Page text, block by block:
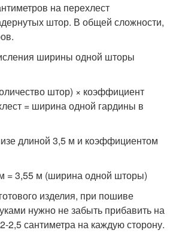
на перехлест
штор. В общей сложности,
ширины одной шторы
штор) × коэффициент
= ширина одной гардины в
длиной 3,5 м и коэффициентом
= 3,55 м (ширина одной шторы)
изделия, при пошиве
нужно не забыть прибавить на
2,5 сантиметра на каждую сторону.